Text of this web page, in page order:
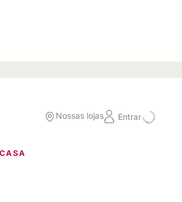
Nossas lojas Entrar